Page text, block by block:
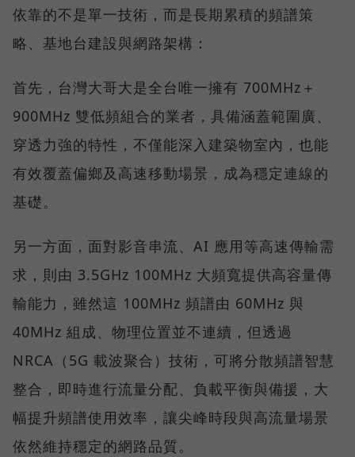
依靠的不是單一技術，而是長期累積的頻譜策
略、基地台建設與網路架構：
首先，台灣大哥大是全台唯一擁有 700MHz＋
900MHz 雙低頻組合的業者，具備涵蓋範圍廣、
穿透力強的特性，不僅能深入建築物室內，也能
有效覆蓋偏鄉及高速移動場景，成為穩定連線的
基礎。
另一方面，面對影音串流、AI 應用等高速傳輸需
求，則由 3.5GHz 100MHz 大頻寬提供高容量傳
輸能力，雖然這 100MHz 頻譜由 60MHz 與
40MHz 組成、物理位置並不連續，但透過
NRCA（5G 載波聚合）技術，可將分散頻譜智慧
整合，即時進行流量分配、負載平衡與備援，大
幅提升頻譜使用效率，讓尖峰時段與高流量場景
依然維持穩定的網路品質。